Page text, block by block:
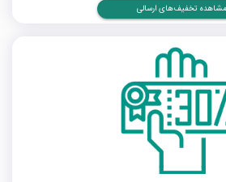
مشاهده تخفیف‌های ارسالی